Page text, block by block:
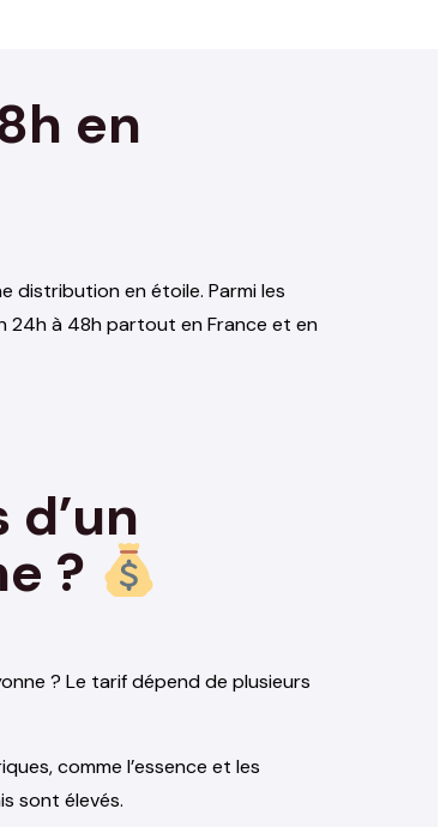
en
distribution en étoile. Parmi les
24h à 48h partout en France et en
?
? Le tarif dépend de plusieurs
comme l’essence et les
sont élevés.